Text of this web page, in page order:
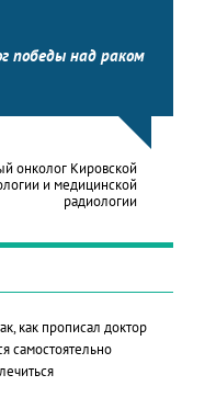
победы над раком
онколог Кировской
и медицинской
радиологии
как прописал доктор
самостоятельно